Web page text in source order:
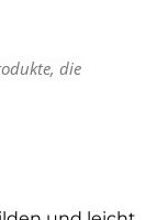
die